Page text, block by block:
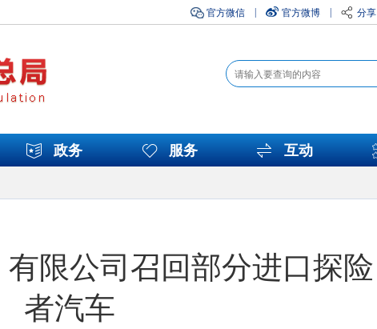
官方微信 官方微博 分享
政务 服务 互动
限公司召回部分进口探险
者汽车